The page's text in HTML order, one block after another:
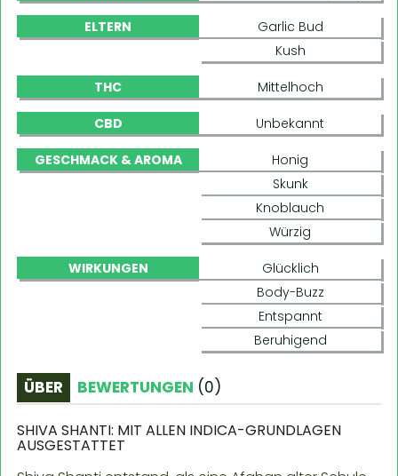
ELTERN
Garlic Bud
Kush
THC Mittelhoch
CBD Unbekannt
GESCHMACK & AROMA
Honig
Skunk
Knoblauch
Würzig
WIRKUNGEN
Glücklich
Body-Buzz
Entspannt
Beruhigend
ÜBER BEWERTUNGEN (0)
SHIVA SHANTI: MIT ALLEN INDICA-GRUNDLAGEN
AUSGESTATTET